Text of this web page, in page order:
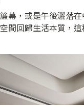
幕，或是午後灑落
間回歸生活本質，